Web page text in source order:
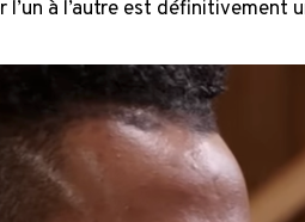
à l’autre est définitivement